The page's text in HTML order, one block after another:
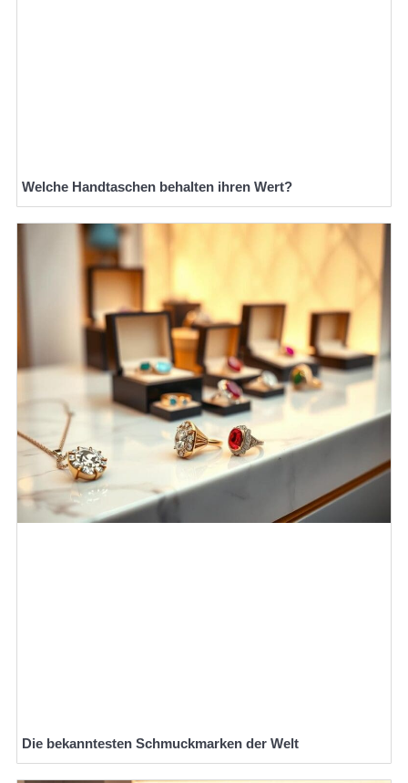
Welche Handtaschen behalten ihren Wert?
Die bekanntesten Schmuckmarken der Welt